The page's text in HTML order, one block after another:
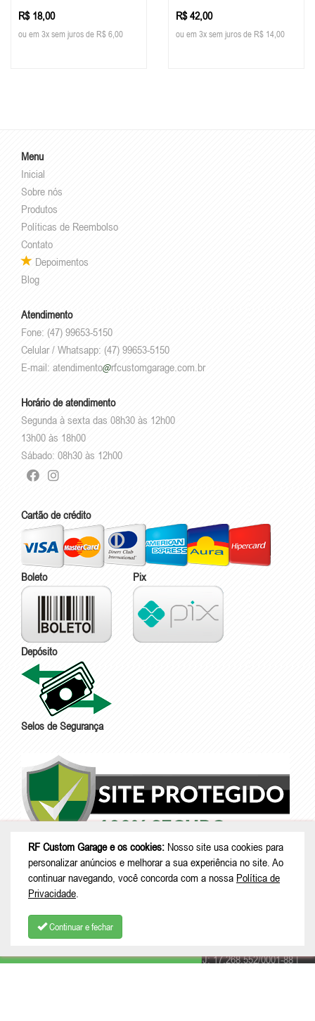
R$ 18,00
ou em 3x sem juros de R$ 6,00
R$ 42,00
ou em 3x sem juros de R$ 14,00
Menu
Inicial
Sobre nós
Produtos
Políticas de Reembolso
Contato
Depoimentos
Blog
Atendimento
Fone: (47) 99653-5150
Celular / Whatsapp: (47) 99653-5150
E-mail: atendimento rfcustomgarage.com.br
Horário de atendimento
Segunda à sexta das 08h30 às 12h00
13h00 às 18h00
Sábado: 08h30 às 12h00
Cartão de crédito
Boleto Pix
Depósito
Selos de Segurança
© Copyright 2026 - RF Custom Garage - CNPJ: 17.268.552/0001-88 |
RF Custom Garage e os cookies: Nosso site usa cookies para
personalizar anúncios e melhorar a sua experiência no site. Ao
continuar navegando, você concorda com a nossa Política de
Privacidade
Continuar e fechar